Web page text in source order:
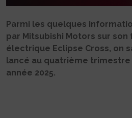
Parmi les quelques
par Mitsubishi Motors sur son
électrique Eclipse Cross, on
lancé au quatrième
année 2025.